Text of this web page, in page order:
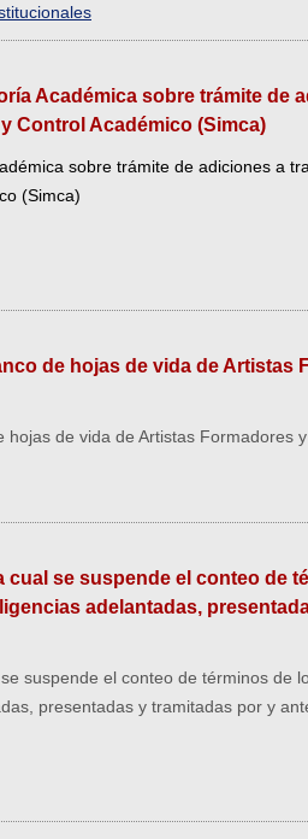
Académica sobre trámite de
Control Académico (Simca)
sobre trámite de adiciones a
(Simca)
de hojas de vida de Artistas
de vida de Artistas Formadores
cual se suspende el conteo de
adelantadas,
suspende el conteo de términos de
presentadas y tramitadas por y